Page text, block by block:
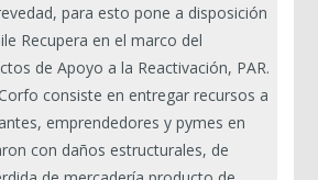
para esto pone a disposición
Recupera en el marco del
de Apoyo a la Reactivación, PAR.
consiste en entregar recursos a
emprendedores y pymes en
con daños estructurales, de